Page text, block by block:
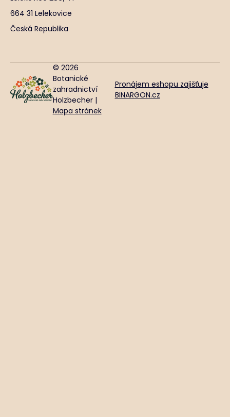
664 31 Lelekovice
Česká Republika
© 2026
Botanické
zahradnictví
Holzbecher |
Mapa stránek
Pronájem eshopu zajišťuje
BINARGON.cz